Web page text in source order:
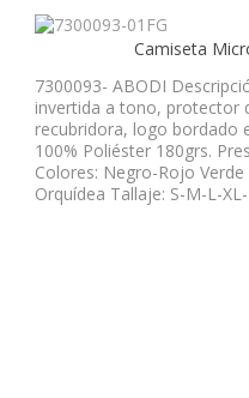
Camiseta
7300093- ABODI
invertida a tono, protector
recubridora, logo bordado
100% Poliéster 180grs.
Colores: Negro-Rojo
Orquídea Tallaje: S-M-L-